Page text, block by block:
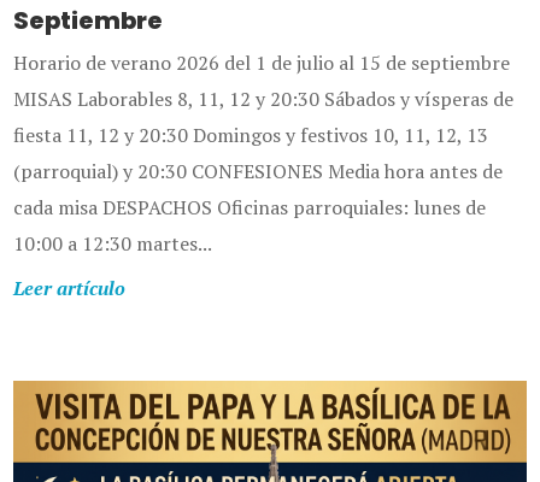
Septiembre
Horario de verano 2026 del 1 de julio al 15 de septiembre
MISAS Laborables 8, 11, 12 y 20:30 Sábados y vísperas de
fiesta 11, 12 y 20:30 Domingos y festivos 10, 11, 12, 13
(parroquial) y 20:30 CONFESIONES Media hora antes de
cada misa DESPACHOS Oficinas parroquiales: lunes de
10:00 a 12:30 martes...
Leer artículo